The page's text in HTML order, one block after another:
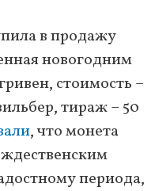
в продажу
новогодним
стоимость –
тираж – 50
, что монета
периода,